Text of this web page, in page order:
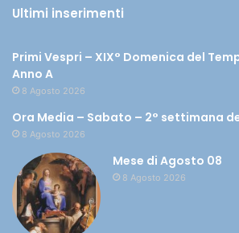
Ultimi inserimenti
Primi Vespri – XIX° Domenica del
Anno A
8 Agosto 2026
Ora Media – Sabato – 2° settimana
8 Agosto 2026
Mese di Agosto 08
8 Agosto 2026